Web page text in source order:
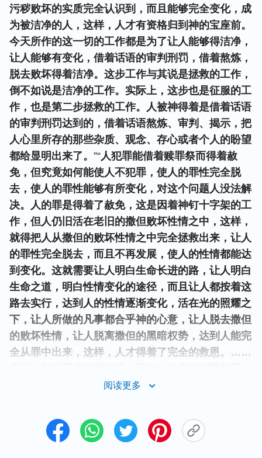
污秽败坏的实质完全认识到，而且能够完全变化，成
为被洁净的人，这样，人才有资格归到神的宝座前。
今天所作的这一切的工作都是为了让人能够得洁净，
让人能够有变化，借着话语的审判刑罚，借着熬炼，
脱去败坏得着洁净。这步工作与其说是拯救的工作，
倒不如说是洁净的工作。实际上，这步也是征服的工
作，也是第二步拯救的工作。人被神得着是借着话语
的审判刑罚达到的，借着话语熬炼、审判、揭示，把
人心里所存的那些杂质、观念、存心或者个人的盼望
都给显明出来了。 ”“人犯罪能借着赎罪祭而得着赦
免，但究竟如何能使人不犯罪，使人的罪性完全脱
去，使人的罪性能够有所变化，对这个问题人没法解
决。人的罪是得着了赦免，这是因着神钉十字架的工
作，但人仍旧活在老旧的撒但败坏性情之中，这样，
就得把人从撒但的败坏性情之中完全拯救出来，让人
的罪性完全脱去，而且不再发展，使人的性情都能达
到变化。这就需要让人明白生命长进的路，让人明白
生命之道，明白性情变化的途径，而且让人都按着这
路去实行，达到人的性情逐渐变化，活在光的照耀之
下，让人所做的凡事都合乎神的心意，让人脱去撒但
的败坏性情，让人脱离撒但的黑暗权势，达到人能完
全从罪中出来，这样，人才得着了完全的救恩。……
作，这步就是借着话语来洁净人，来达到让人有路可
工作果效更大，因为现在是话语直接供应人的生命，
让人的性情能够彻底更新，是一步更彻底的工
阅读更多